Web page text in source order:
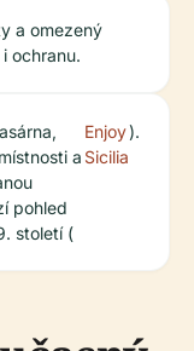
a omezený
ochranu.
a
pohled
století (
Enjoy
Sicilia
).